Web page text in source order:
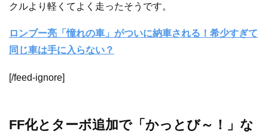
クルより軽くてよく走ったそうです。
ロンブー亮「憧れの車」がついに納車される！希少すぎて
同じ車は手に入らない？
[/feed-ignore]
FF化とターボ追加で「かっとび～！」な